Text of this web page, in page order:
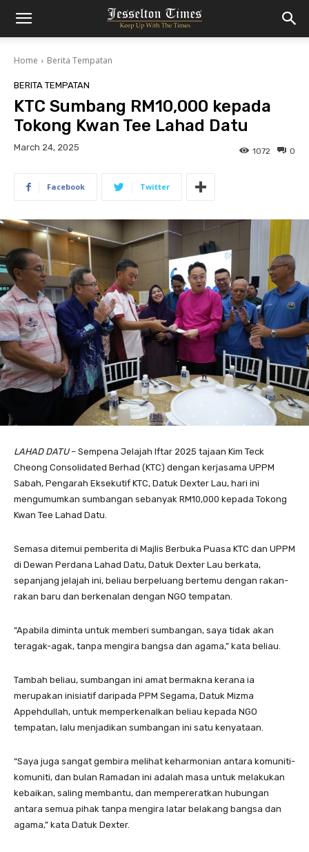
Home Berita Tempatan
BERITA TEMPATAN
KTC Sumbang RM10,000 kepada
Tokong Kwan Tee Lahad Datu
March 24, 2025 0
1072
Facebook Twitter
LAHAD DATU– Sempena Jelajah Iftar 2025 tajaan Kim Teck
Cheong Consolidated Berhad (KTC) dengan kerjasama UPPM
Sabah, Pengarah Eksekutif KTC, Datuk Dexter Lau, hari ini
mengumumkan sumbangan sebanyak RM10,000 kepada Tokong
Kwan Tee Lahad Datu.
Semasa ditemui pemberita di Majlis Berbuka Puasa KTC dan UPPM
di Dewan Perdana Lahad Datu, Datuk Dexter Lau berkata,
sepanjang jelajah ini, beliau berpeluang bertemu dengan rakan-
rakan baru dan berkenalan dengan NGO tempatan.
“Apabila diminta untuk memberi sumbangan, saya tidak akan
teragak-agak, tanpa mengira bangsa dan agama,” kata beliau.
Tambah beliau, sumbangan ini amat bermakna kerana ia
merupakan inisiatif daripada PPM Segama, Datuk Mizma
Appehdullah, untuk memperkenalkan beliau kepada NGO
tempatan, lalu menjadikan sumbangan ini satu kenyataan.
“Saya juga sangat gembira melihat keharmonian antara komuniti-
komuniti, dan bulan Ramadan ini adalah masa untuk melakukan
kebaikan, saling membantu, dan mempereratkan hubungan
antara semua pihak tanpa mengira latar belakang bangsa dan
agama,” kata Datuk Dexter.